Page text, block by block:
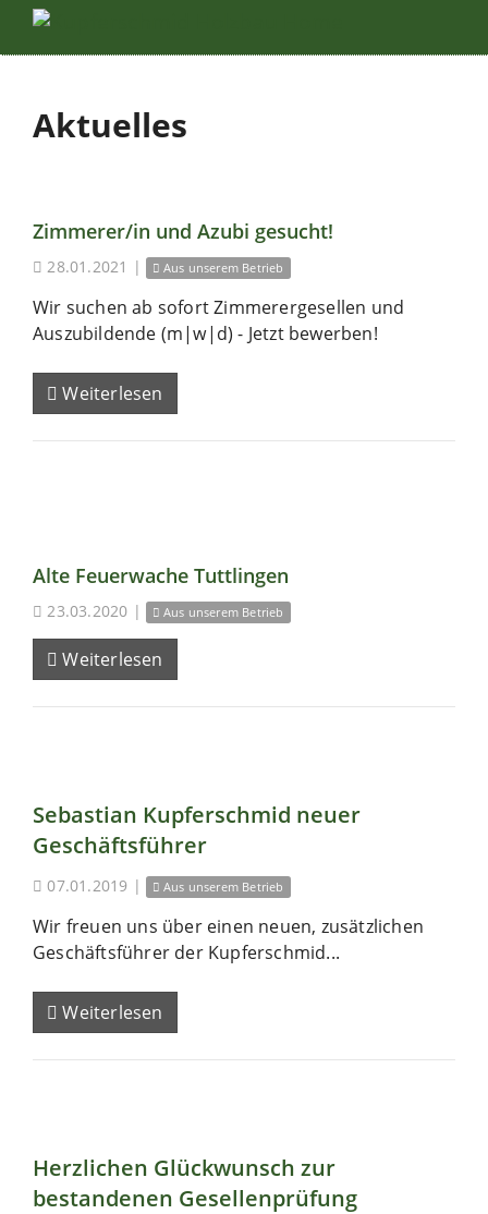
Aktuelles
Zimmerer/in und Azubi gesucht!
28.01.2021 | Aus unserem Betrieb
Wir suchen ab sofort Zimmerergesellen und
Auszubildende (m|w|d) - Jetzt bewerben!
Weiterlesen
Alte Feuerwache Tuttlingen
23.03.2020 | Aus unserem Betrieb
Weiterlesen
Sebastian Kupferschmid neuer
Geschäftsführer
07.01.2019 | Aus unserem Betrieb
Wir freuen uns über einen neuen, zusätzlichen
Geschäftsführer der Kupferschmid...
Weiterlesen
Herzlichen Glückwunsch zur
bestandenen Gesellenprüfung